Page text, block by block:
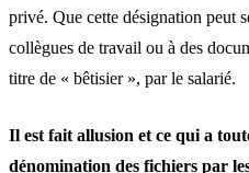
privé. Que cette désignation peut
collègues de travail ou à des
titre de « bêtisier », par le salarié.
Il est fait allusion et ce qui a
dénomination des fichiers par